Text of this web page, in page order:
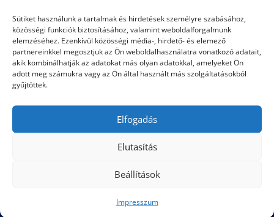
Sütiket használunk a tartalmak és hirdetések személyre szabásához,
közösségi funkciók biztosításához, valamint weboldalforgalmunk
elemzéséhez. Ezenkívül közösségi média-, hirdető- és elemező
partnereinkkel megosztjuk az Ön weboldalhasználatra vonatkozó adatait,
akik kombinálhatják az adatokat más olyan adatokkal, amelyeket Ön
adott meg számukra vagy az Ön által használt más szolgáltatásokból
gyűjtöttek.
Elfogadás
Elutasítás
Beállítások
Impresszum
Potencia, szex, férfidolgok
Potencianövelés
potencianövelő
potencianövelő termékek
Potencianövelő termékek férfiaknak
szex-erekció
Természetes potencianövelő